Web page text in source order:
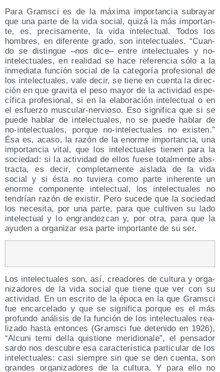
Para Grams­ci es de la máxi­ma impor­tan­cia sub­ra­yar
que una par­te de la vida social, qui­zá la más impor­tan­
te, es, pre­ci­sa­men­te, la vida inte­lec­tual. Todos los
hom­bres, en dife­ren­te gra­do, son inte­lec­tua­les. “Cuan­
do se dis­tin­gue –nos dice– entre inte­lec­tua­les y no-
inte­lec­tua­les, en reali­dad se hace refe­ren­cia sólo a la
inme­dia­ta fun­ción social de la cate­go­ría pro­fe­sio­nal de
los inte­lec­tua­les, vale decir, se tie­ne en cuen­ta la direc­
ción en que gra­vi­ta el peso mayor de la acti­vi­dad espe­
cí­fi­ca pro­fe­sio­nal, si en la ela­bo­ra­ción inte­lec­tual o en
el esfuer­zo mus­cu­lar-ner­vio­so. Eso sig­ni­fi­ca que si se
pue­de hablar de inte­lec­tua­les, no se pue­de hablar de
no-inte­lec­tua­les, por­que no-inte­lec­tua­les no exis­ten.”
Ésa es, aca­so, la razón de la enor­me impor­tan­cia, una
impor­tan­cia vital, que los inte­lec­tua­les tie­nen para la
socie­dad: si la acti­vi­dad de ellos fue­se total­men­te abs­
trac­ta, es decir, com­ple­ta­men­te ais­la­da de la vida
social y si ésta no tuvie­ra como par­te inhe­ren­te un
enor­me com­po­nen­te inte­lec­tual, los inte­lec­tua­les no
ten­drían razón de exis­tir. Pero suce­de que la socie­dad
los nece­si­ta, por una par­te, para que cul­ti­ven su lado
inte­lec­tual y lo engran­dez­can y, por otra, para que la
ayu­den a orga­ni­zar esa par­te impor­tan­te de su ser.
Los inte­lec­tua­les son, así, crea­do­res de cul­tu­ra y orga­
ni­za­do­res de la vida social que tie­ne que ver con su
acti­vi­dad. En un escri­to de la épo­ca en la que Grams­ci
fue encar­ce­la­do y que se sig­ni­fi­ca por­que es el más
pro­fun­do aná­li­sis de la fun­ción de los inte­lec­tua­les rea­
li­za­do has­ta enton­ces (Grams­ci fue dete­ni­do en 1926),
“Alcu­ni temi della quis­tio­ne meri­dio­na­le”, el pen­sa­dor
sar­do nos des­cu­bre esa carac­te­rís­ti­ca par­ti­cu­lar de los
inte­lec­tua­les: casi siem­pre sin que se den cuen­ta, son
gran­des orga­ni­za­do­res de la cul­tu­ra. Y para ello no